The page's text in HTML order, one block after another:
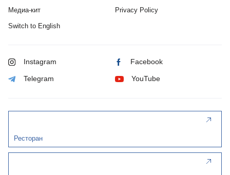
Медиа-кит Privacy Policy
Switch to English
Instagram Facebook
Telegram YouTube
Ресторан